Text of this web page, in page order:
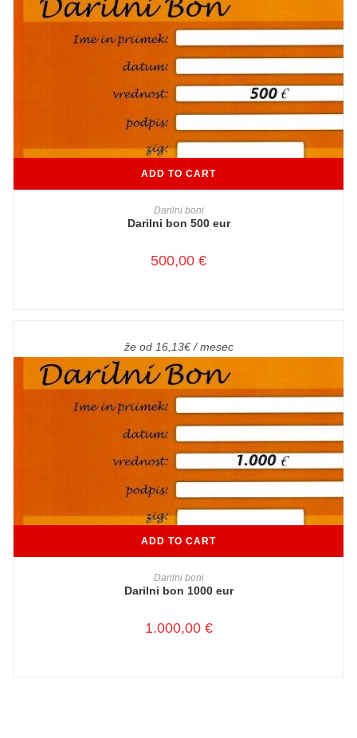
ADD TO CART
Darilni boni
Darilni bon 500 eur
500,00 €
že od 16,13€ / mesec
ADD TO CART
Darilni boni
Darilni bon 1000 eur
1.000,00 €